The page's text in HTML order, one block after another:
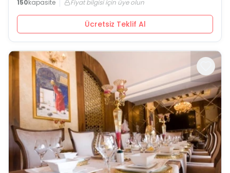
150kapasite Fiyat bilgisi için üye olun
Ücretsiz Teklif Al